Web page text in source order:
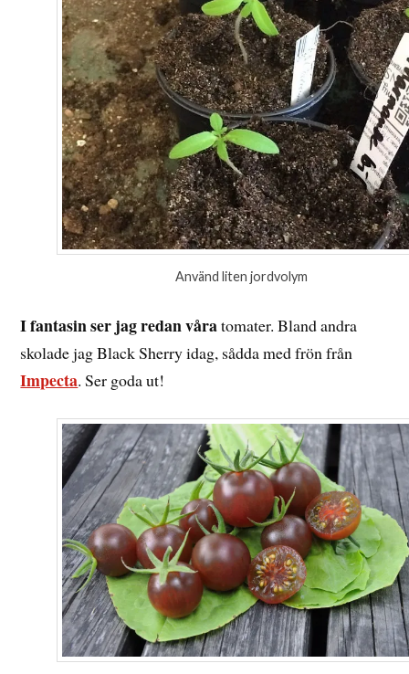
Använd liten jordvolym
I fantasin ser jag redan våratomater. Bland andra
skolade jag Black Sherry idag, sådda med frön från
Impecta. Ser goda ut!